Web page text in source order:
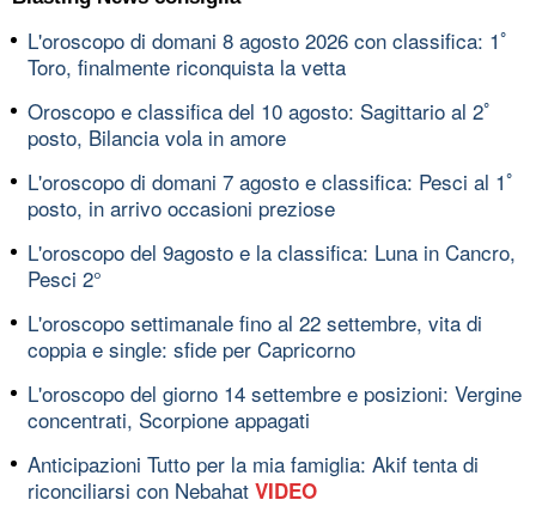
L'oroscopo di domani 8 agosto 2026 con classifica: 1ﾟ
Toro, finalmente riconquista la vetta
Oroscopo e classifica del 10 agosto: Sagittario al 2ﾟ
posto, Bilancia vola in amore
L'oroscopo di domani 7 agosto e classifica: Pesci al 1ﾟ
posto, in arrivo occasioni preziose
L'oroscopo del 9agosto e la classifica: Luna in Cancro,
Pesci 2°
L'oroscopo settimanale fino al 22 settembre, vita di
coppia e single: sfide per Capricorno
L'oroscopo del giorno 14 settembre e posizioni: Vergine
concentrati, Scorpione appagati
Anticipazioni Tutto per la mia famiglia: Akif tenta di
riconciliarsi con Nebahat VIDEO